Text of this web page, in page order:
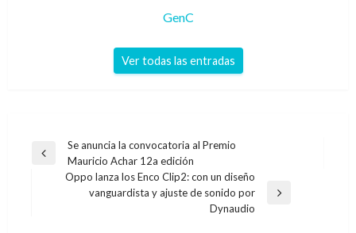
GenC
Ver todas las entradas
Navegación
entradas
Entrada
anterior
Se anuncia la convocatoria al Premio
Mauricio Achar 12a edición
Oppo lanza los Enco Clip2: con un diseño
vanguardista y ajuste de sonido por
Dynaudio